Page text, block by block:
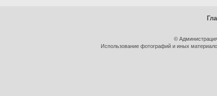
©
Использование фотографий и иных